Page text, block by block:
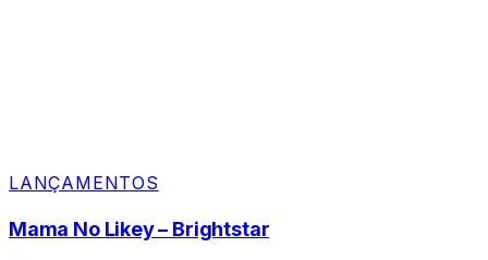
LANÇAMENTOS
Mama No Likey – Brightstar